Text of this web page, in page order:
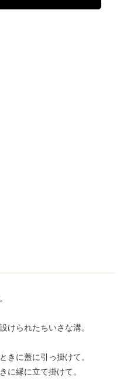
けられたちいさな溝。
きに蓋に引っ掛けて。
に縁に立て掛けて。